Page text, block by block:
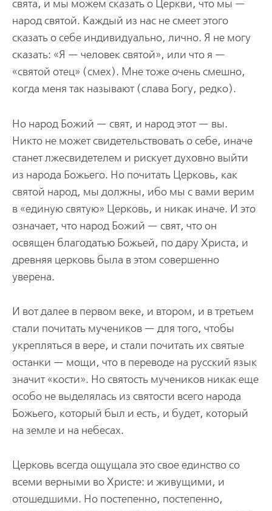
свята, и мы можем сказать о Церкви, что мы —
народ святой. Каждый из нас не смеет этого
сказать о себе индивидуально, лично. Я не могу
сказать: «Я — человек святой», или что я —
«святой отец» (смех). Мне тоже очень смешно,
когда меня так называют (слава Богу, редко).
Но народ Божий — свят, и народ этот — вы.
Никто не может свидетельствовать о себе, иначе
станет лжесвидетелем и рискует духовно выйти
из народа Божьего. Но почитать Церковь, как
святой народ, мы должны, ибо мы с вами верим
в «единую святую» Церковь, и никак иначе. И это
означает, что народ Божий — свят, что он
освящен благодатью Божьей, по дару Христа, и
древняя церковь была в этом совершенно
уверена.
И вот далее в первом веке, и втором, и в третьем
стали почитать мучеников — для того, чтобы
укрепляться в вере, и стали почитать их святые
останки — мощи, что в переводе на русский язык
значит «кости». Но святость мучеников никак еще
особо не выделялась из святости всего народа
Божьего, который был и есть, и будет, который
на земле и на небесах.
Церковь всегда ощущала это свое единство со
всеми верными во Христе: и живущими, и
отошедшими. Но постепенно, постепенно,